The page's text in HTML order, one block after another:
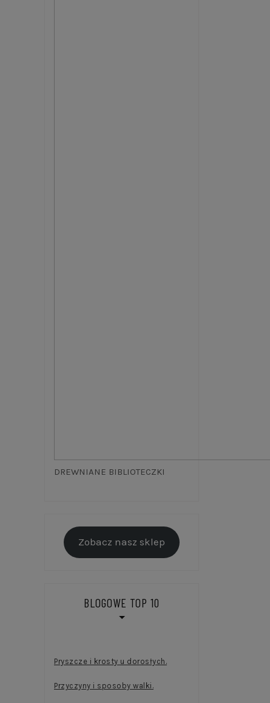
DREWNIANE BIBLIOTECZKI
Zobacz nasz sklep
BLOGOWE TOP 10
Pryszcze i krosty u dorosłych.
Przyczyny i sposoby walki.